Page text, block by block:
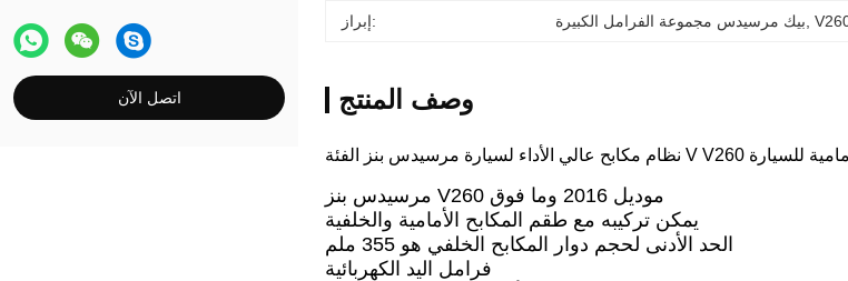
اتصل الآن
إبراز: بيك مرسيدس مجموعة الفرامل الكبيرة ,
وصف المنتج
مرسيدس بنز V260 موديل 2016 وما فوق
يمكن تركيبه مع طقم المكابح الأمامية والخلفية
الحد الأدنى لحجم دوار المكابح الخلفي هو 355 ملم
فرامل اليد الكهربائية